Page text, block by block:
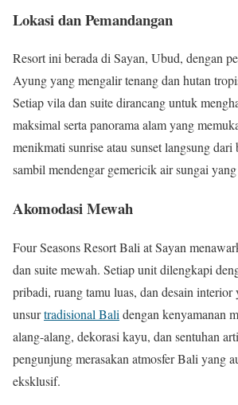
Lokasi dan Pemandangan
Resort ini berada di Sayan, Ubud, dengan
Ayung yang mengalir tenang dan hutan
Setiap vila dan suite dirancang untuk
maksimal serta panorama alam yang
menikmati sunrise atau sunset langsung
sambil mendengar gemericik air sungai
Akomodasi Mewah
Four Seasons Resort Bali at Sayan
dan suite mewah. Setiap unit dilengkapi
pribadi, ruang tamu luas, dan desain interior
unsurtradisional Bali dengan kenyamanan
alang-alang, dekorasi kayu, dan sentuhan
pengunjung merasakan atmosfer Bali yang
eksklusif.